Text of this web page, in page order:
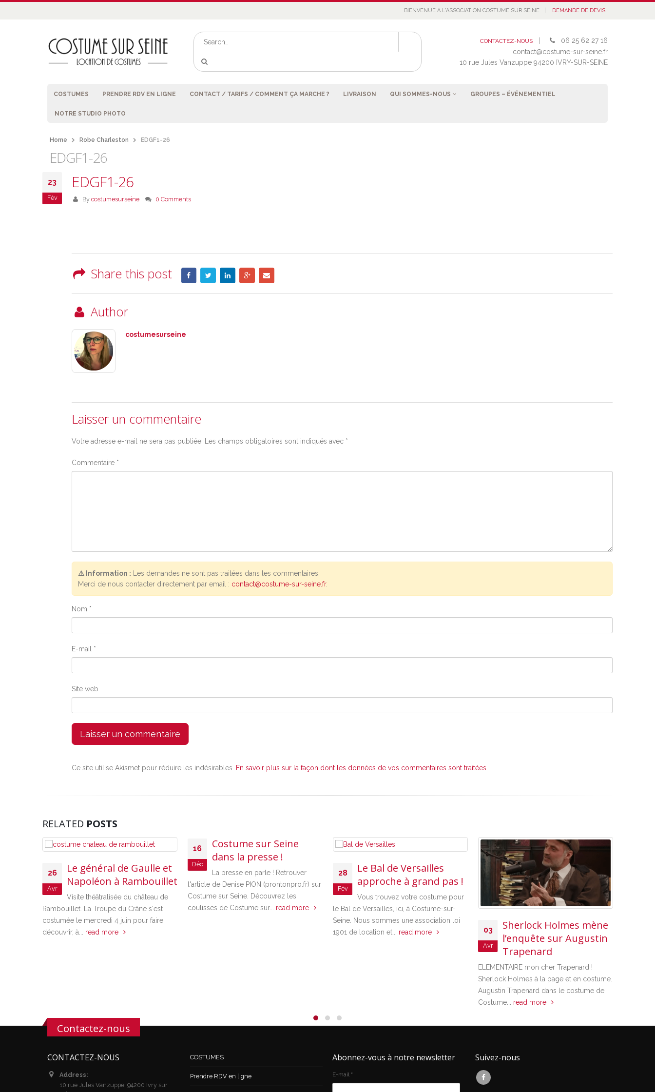
BIENVENUE A L'ASSOCIATION COSTUME SUR SEINE DEMANDE DE DEVIS
CONTACTEZ-NOUS
06 25 62 27 16
contact@costume-sur-seine.fr
10 rue Jules Vanzuppe 94200 IVRY-SUR-SEINE
COSTUMES PRENDRE RDV EN LIGNE CONTACT / TARIFS / COMMENT ÇA MARCHE ? LIVRAISON QUI SOMMES-NOUS GROUPES – ÉVÉNEMENTIEL
NOTRE STUDIO PHOTO
Home Robe Charleston EDGF1-26
EDGF1-26
23
Fév
EDGF1-26
By costumesurseine 0 Comments
Share this post
Author
costumesurseine
Laisser un commentaire
Votre adresse e-mail ne sera pas publiée. Les champs obligatoires sont indiqués avec *
Commentaire *
⚠️ Information : Les demandes ne sont pas traitées dans les commentaires.
Merci de nous contacter directement par email : contact@costume-sur-seine.fr.
Nom *
E-mail *
Site web
Ce site utilise Akismet pour réduire les indésirables. En savoir plus sur la façon dont les données de vos commentaires sont traitées
RELATED POSTS
26
Avr
Le général de Gaulle et
Napoléon à Rambouillet
Visite théâtralisée du château de
Rambouillet. La Troupe du Crâne s'est
costumée le mercredi 4 juin pour faire
découvrir, à... read more
16
Déc
Costume sur Seine
dans la presse !
La presse en parle ! Retrouver
l'article de Denise PION (prontonpro.fr) sur
Costume sur Seine. Découvrez les
coulisses de Costume sur... read more
28
Fév
Le Bal de Versailles
approche à grand pas !
Vous trouvez votre costume pour
le Bal de Versailles, ici, à Costume-sur-
Seine. Nous sommes une association loi
1901 de location et... read more 03
Avr
Sherlock Holmes mène
l’enquête sur Augustin
Trapenard
ELEMENTAIRE mon cher Trapenard !
Sherlock Holmes à la page et en costume.
Augustin Trapenard dans le costume de
Costume... read more
Contactez-nous
CONTACTEZ-NOUS
Address:
10 rue Jules Vanzuppe, 94200 Ivry sur
COSTUMES
Prendre RDV en ligne
Abonnez-vous à notre newsletter
E-mail *
Suivez-nous